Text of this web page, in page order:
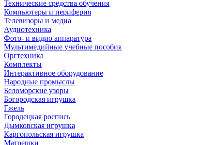
Технические средства обучения
Компьютеры и периферия
Телевизоры и медиа
Аудиотехника
Фото- и видио аппаратура
Мультимедийные учебные пособия
Оргтехника
Комплекты
Интерактивное оборудование
Народные промыслы
Беломорские узоры
Богородская игрушка
Гжель
Городецкая роспись
Дымковская игрушка
Каргопольская игрушка
Матрешки